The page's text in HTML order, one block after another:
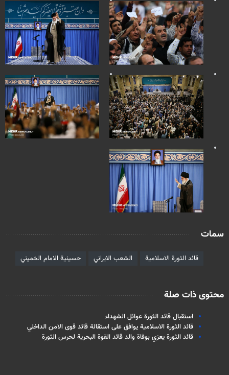
سمات
قائد الثورة الاسلامية الشعب الايراني حسينية الامام الخميني
محتوى ذات صلة
استقبال قائد الثورة عوائل الشهداء
قائد الثورة الاسلامية يوافق على استقالة قائد قوى الامن الداخلي
قائد الثورة يعزي بوفاة والد قائد القوة البحرية لحرس الثورة